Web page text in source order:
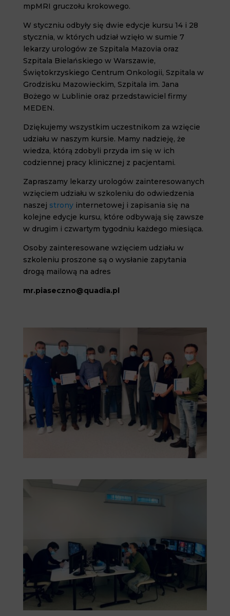
mpMRI gruczołu krokowego.
W styczniu odbyły się dwie edycje kursu 14 i 28
stycznia, w których udział wzięło w sumie 7
lekarzy urologów ze Szpitala Mazovia oraz
Szpitala Bielańskiego w Warszawie,
Świętokrzyskiego Centrum Onkologii, Szpitala w
Grodzisku Mazowieckim, Szpitala im. Jana
Bożego w Lublinie oraz przedstawiciel firmy
MEDEN.
Dziękujemy wszystkim uczestnikom za wzięcie
udziału w naszym kursie. Mamy nadzieję, że
wiedza, którą zdobyli przyda im się w ich
codziennej pracy klinicznej z pacjentami.
Zapraszamy lekarzy urologów zainteresowanych
wzięciem udziału w szkoleniu do odwiedzenia
naszej stronyinternetowej i zapisania się na
kolejne edycje kursu, które odbywają się zawsze
w drugim i czwartym tygodniu każdego miesiąca.
Osoby zainteresowane wzięciem udziału w
szkoleniu proszone są o wysłanie zapytania
drogą mailową na adres
mr.piaseczno@quadia.pl